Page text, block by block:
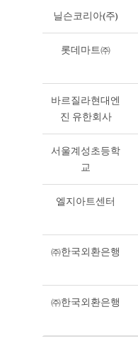
닐슨코리아(주)
롯데마트㈜
바르질라현대엔
진 유한회사
서울계성초등학
교
엘지아트센터
㈜한국외환은행
㈜한국외환은행